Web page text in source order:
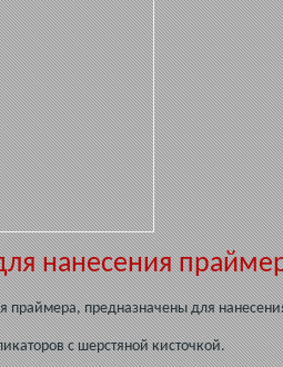
нанесения
праймера, предназначены для
с шерстяной кисточкой.